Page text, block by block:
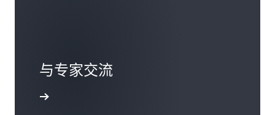
与专家交流